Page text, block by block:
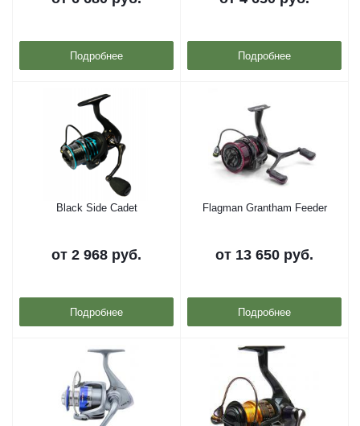
Подробнее Подробнее
Black Side Cadet
от 2 968 руб.
Подробнее
Flagman Grantham Feeder
от 13 650 руб.
Подробнее